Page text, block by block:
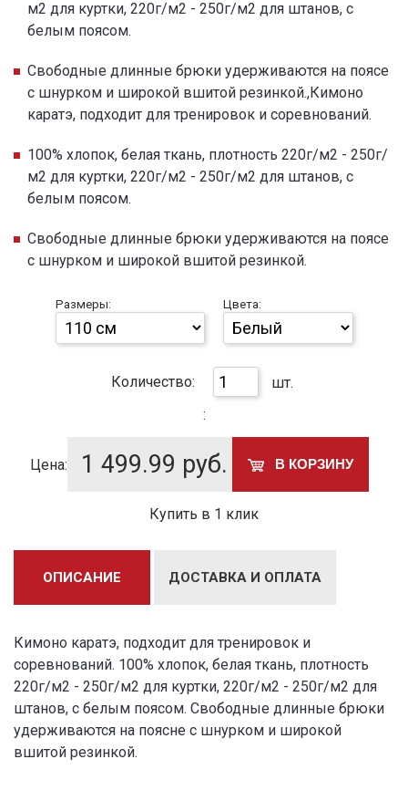
м2 для куртки, 220г/м2 - 250г/м2 для штанов, с
белым поясом.
Свободные длинные брюки удерживаются на поясе
с шнурком и широкой вшитой резинкой.,Кимоно
каратэ, подходит для тренировок и соревнований.
100% хлопок, белая ткань, плотность 220г/м2 - 250г/
м2 для куртки, 220г/м2 - 250г/м2 для штанов, с
белым поясом.
Свободные длинные брюки удерживаются на поясе
с шнурком и широкой вшитой резинкой.
Размеры: Цвета:
Количество:
шт.
:
Цена: 1 499.99 руб. В КОРЗИНУ
Купить в 1 клик
ОПИСАНИЕ ДОСТАВКА И ОПЛАТА
Кимоно каратэ, подходит для тренировок и
соревнований. 100% хлопок, белая ткань, плотность
220г/м2 - 250г/м2 для куртки, 220г/м2 - 250г/м2 для
штанов, с белым поясом. Свободные длинные брюки
удерживаются на поясне с шнурком и широкой
вшитой резинкой.